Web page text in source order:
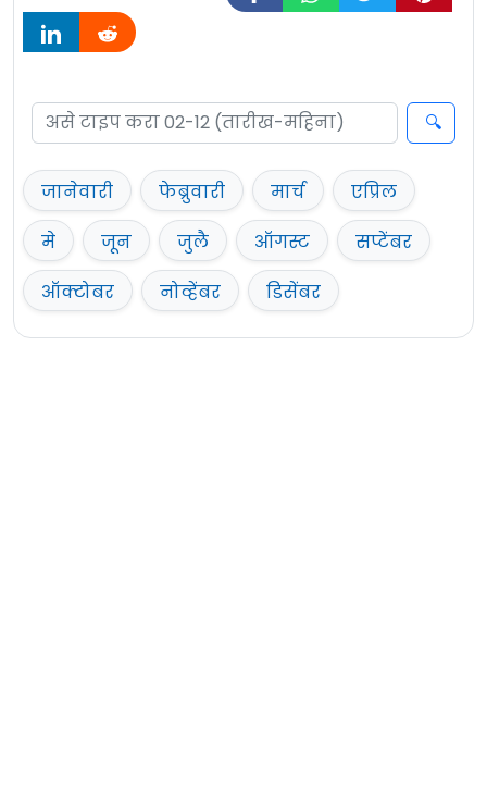
जानेवारी फेब्रुवारी मार्च
एप्रिल
मे
जून जुलै ऑगस्ट
सप्टेंबर
ऑक्टोबर
नोव्हेंबर डिसेंबर